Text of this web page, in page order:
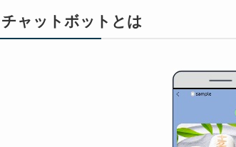
ャットボットとは